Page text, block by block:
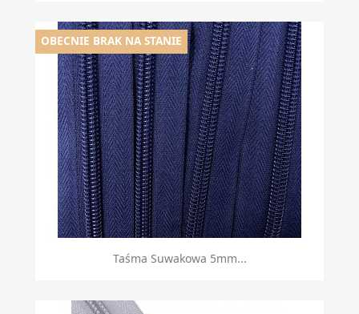
Taśma Suwakowa 5mm...
OBECNIE BRAK NA STANIE